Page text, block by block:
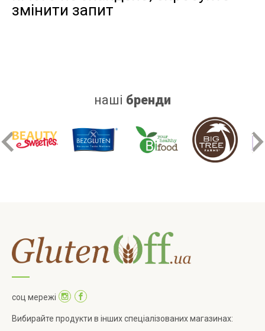
дріжджів
змінити запит
наші бренди
соц мережі
Вибирайте продукти в інших спеціалізованих магазинах: